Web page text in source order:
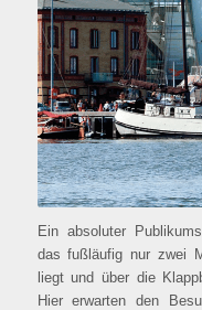
Ein absoluter
das fußläufig nur zwei
liegt und über die
Hier erwarten den